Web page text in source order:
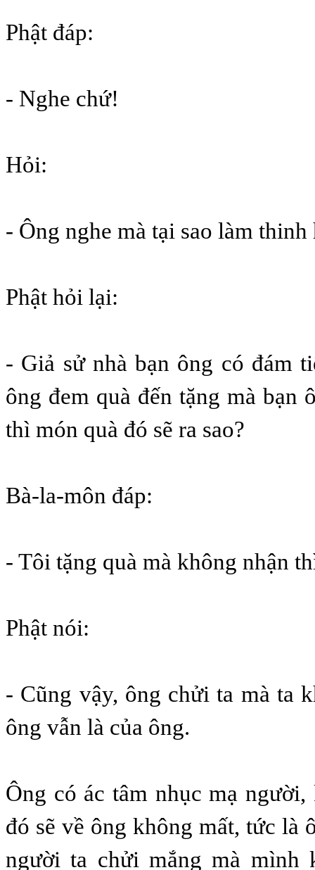
Phật đáp:
- Nghe chứ!
Hỏi:
- Ông nghe mà tại sao làm thinh
Phật hỏi lại:
- Giả sử nhà bạn ông có đám
ông đem quà đến tặng mà bạn
thì món quà đó sẽ ra sao?
Bà-la-môn đáp:
- Tôi tặng quà mà không nhận
Phật nói:
- Cũng vậy, ông chửi ta mà ta
ông vẫn là của ông.
Ông có ác tâm nhục mạ người,
đó sẽ về ông không mất, tức là
người ta chửi mắng mà mình